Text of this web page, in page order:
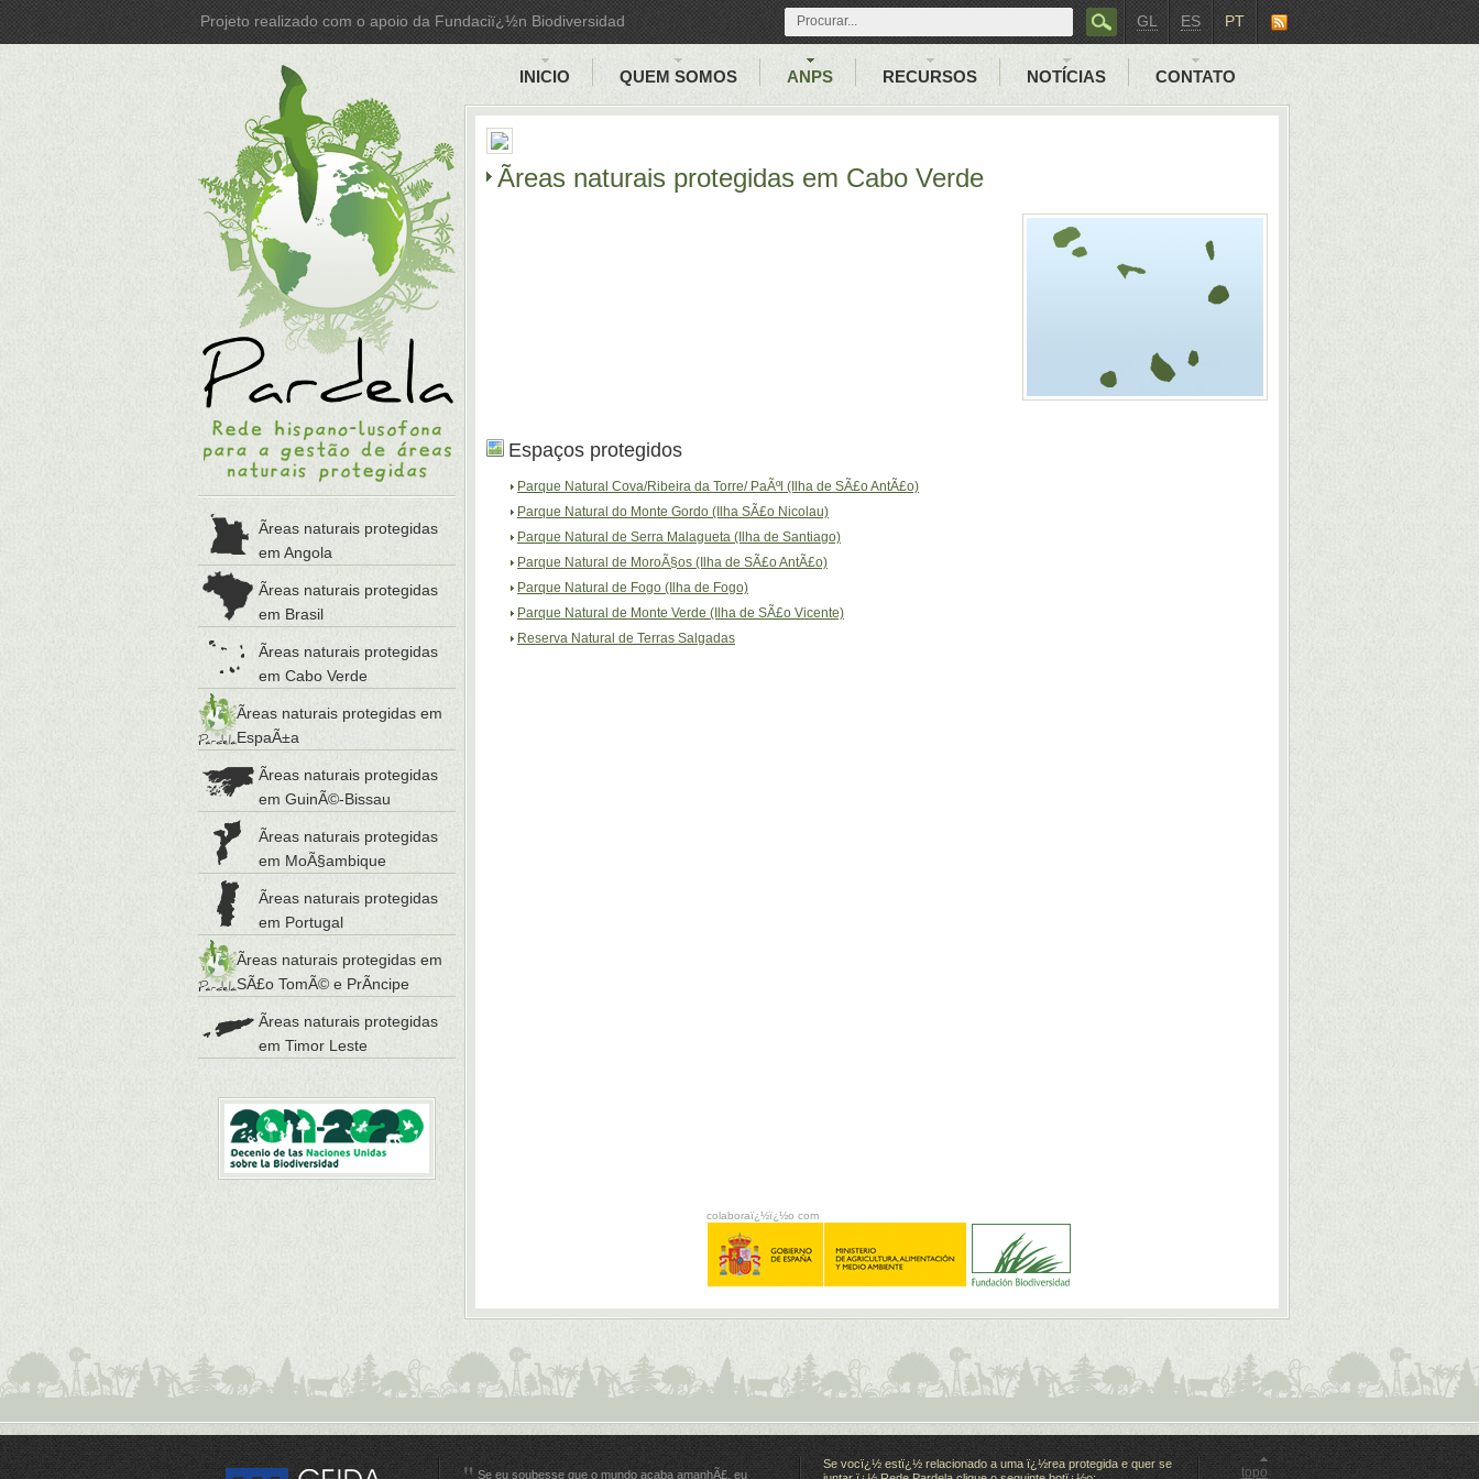
Projeto realizado com o apoio da Fundaciï¿½n Biodiversidad PT
ES
GL
Ãreas naturais protegidas
em Angola
Ãreas naturais protegidas
em Brasil
Ãreas naturais protegidas
em Cabo Verde
Ãreas naturais protegidas em
EspaÃ±a
Ãreas naturais protegidas
em GuinÃ©-Bissau
Ãreas naturais protegidas
em MoÃ§ambique
Ãreas naturais protegidas
em Portugal
Ãreas naturais protegidas em
SÃ£o TomÃ© e PrÃ­ncipe
Ãreas naturais protegidas
em Timor Leste
INICIO QUEM SOMOS ANPS RECURSOS NOTÍCIAS CONTATO
Ãreas naturais protegidas em Cabo Verde
Espaços protegidos
Parque Natural Cova/Ribeira da Torre/ PaÃºl (Ilha de SÃ£o AntÃ£o)
Parque Natural do Monte Gordo (Ilha SÃ£o Nicolau)
Parque Natural de Serra Malagueta (Ilha de Santiago)
Parque Natural de MoroÃ§os (Ilha de SÃ£o AntÃ£o)
Parque Natural de Fogo (Ilha de Fogo)
Parque Natural de Monte Verde (Ilha de SÃ£o Vicente)
Reserva Natural de Terras Salgadas
colaboraï¿½ï¿½o com
Se eu soubesse que o mundo acaba amanhÃ£, eu
Se vocï¿½ estï¿½ relacionado a uma ï¿½rea protegida e quer se
topo